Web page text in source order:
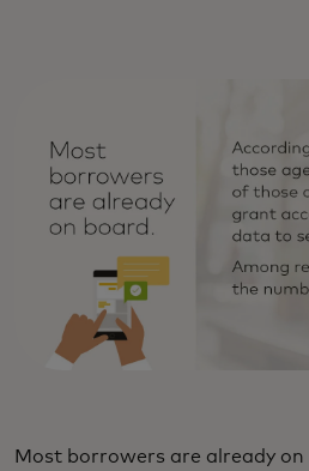
Most borrowers are already